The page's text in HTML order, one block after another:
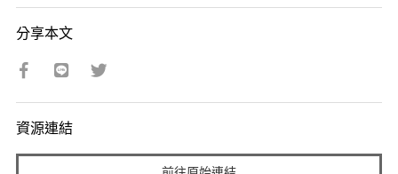
分享本文
資源連結